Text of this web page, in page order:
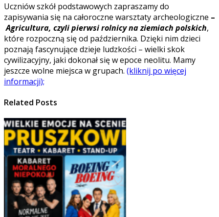
Uczniów szkół podstawowych zapraszamy do
zapisywania się na całoroczne warsztaty archeologiczne –
Agricultura, czyli pierwsi rolnicy na ziemiach polskich,
które rozpoczną się od października. Dzięki nim dzieci
poznają fascynujące dzieje ludzkości – wielki skok
cywilizacyjny, jaki dokonał się w epoce neolitu. Mamy
jeszcze wolne miejsca w grupach. (kliknij po więcej
informacji);
Related Posts